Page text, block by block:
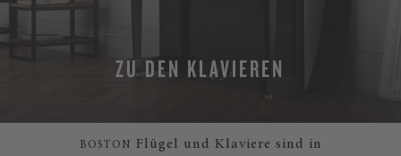
ZU DEN KLAVIEREN
BOSTON Flügel und Klaviere sind in